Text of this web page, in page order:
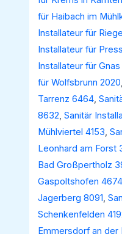
für Haibach im
Installateur für
Installateur für
Installateur für
für Wolfsbrunn 2020
Tarrenz 6464,
8632,Sanitär
Mühlviertel 4153,
Leonhard am Forst
Bad Großpertholz
Gaspoltshofen 4674
Jagerberg 8091,
Schenkenfelden
Emmersdorf an der